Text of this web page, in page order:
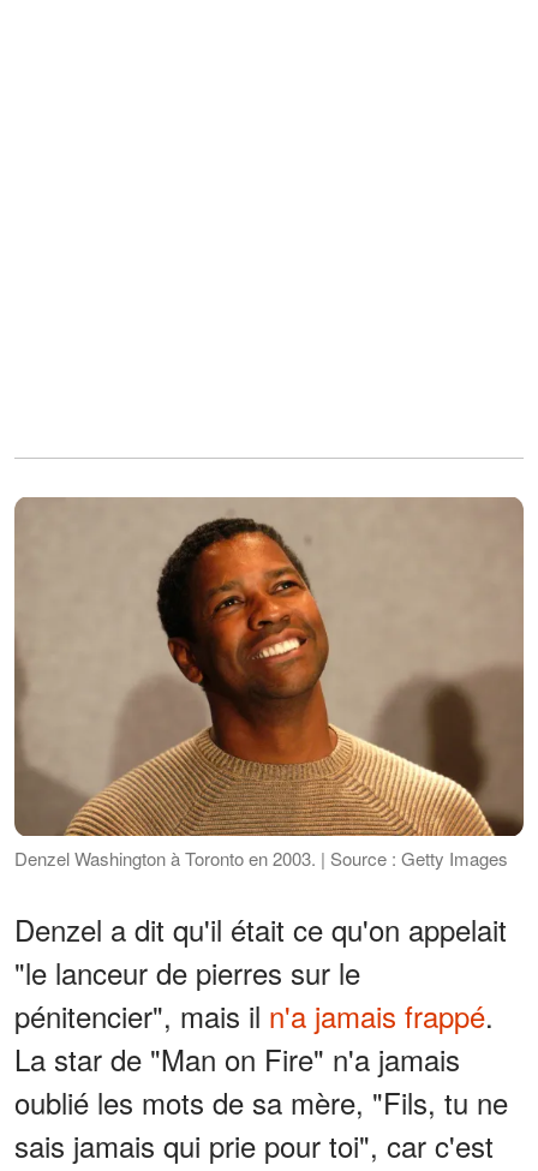
Denzel Washington à Toronto en 2003. | Source : Getty Images
Denzel a dit qu'il était ce qu'on appelait
"le lanceur de pierres sur le
pénitencier", mais il n'a jamais frappé.
La star de "Man on Fire" n'a jamais
oublié les mots de sa mère, "Fils, tu ne
sais jamais qui prie pour toi", car c'est